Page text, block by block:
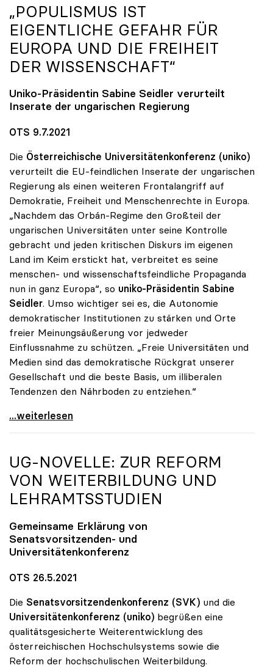
„POPULISMUS IST
EIGENTLICHE GEFAHR FÜR
EUROPA UND DIE FREIHEIT
DER WISSENSCHAFT“
Uniko-Präsidentin Sabine Seidler verurteilt
Inserate der ungarischen Regierung
OTS 9.7.2021
Die Österreichische Universitätenkonferenz (uniko)
verurteilt die EU-feindlichen Inserate der ungarischen
Regierung als einen weiteren Frontalangriff auf
Demokratie, Freiheit und Menschenrechte in Europa.
„Nachdem das Orbán-Regime den Großteil der
ungarischen Universitäten unter seine Kontrolle
gebracht und jeden kritischen Diskurs im eigenen
Land im Keim erstickt hat, verbreitet es seine
menschen- und wissenschaftsfeindliche Propaganda
nun in ganz Europa“, so uniko-Präsidentin Sabine
Seidler. Umso wichtiger sei es, die Autonomie
demokratischer Institutionen zu stärken und Orte
freier Meinungsäußerung vor jedweder
Einflussnahme zu schützen. „Freie Universitäten und
Medien sind das demokratische Rückgrat unserer
Gesellschaft und die beste Basis, um illiberalen
Tendenzen den Nährboden zu entziehen.“
„Populismus ist eigentliche Gefahr für Europa und
...weiterlesen
UG-NOVELLE: ZUR REFORM
VON WEITERBILDUNG UND
LEHRAMTSSTUDIEN
Gemeinsame Erklärung von
Senatsvorsitzenden- und
Universitätenkonferenz
OTS 26.5.2021
Die Senatsvorsitzendenkonferenz (SVK) und die
Universitätenkonferenz (uniko) begrüßen eine
qualitätsgesicherte Weiterentwicklung des
österreichischen Hochschulsystems sowie die
Reform der hochschulischen Weiterbildung.